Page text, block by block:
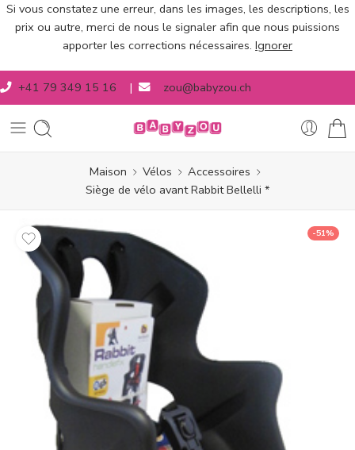
Si vous constatez une erreur, dans les images, les descriptions, les
prix ou autre, merci de nous le signaler afin que nous puissions
apporter les corrections nécessaires. Ignorer
+41 79 349 15 16 | zou@babyzou.ch
Maison Vélos
Accessoires
Siège de vélo avant Rabbit Bellelli *
-51%